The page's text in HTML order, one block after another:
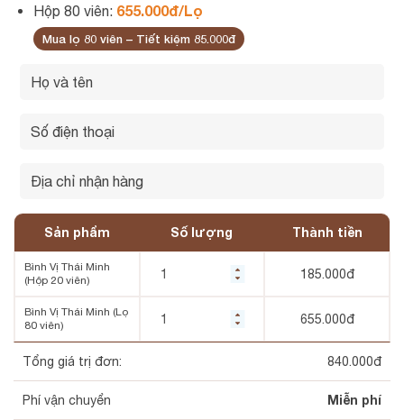
Hộp 80 viên: 655.000đ/Lọ
Mua lọ 80 viên – Tiết kiệm 85.000đ
Sản phẩm
Bình Vị Thái Minh
(Hộp 20 viên)
Bình Vị Thái Minh (Lọ
80 viên)
Số lượng Thành tiền
185.000đ
655.000đ
Tổng giá trị đơn: 840.000đ
Phí vận chuyển Miễn phí